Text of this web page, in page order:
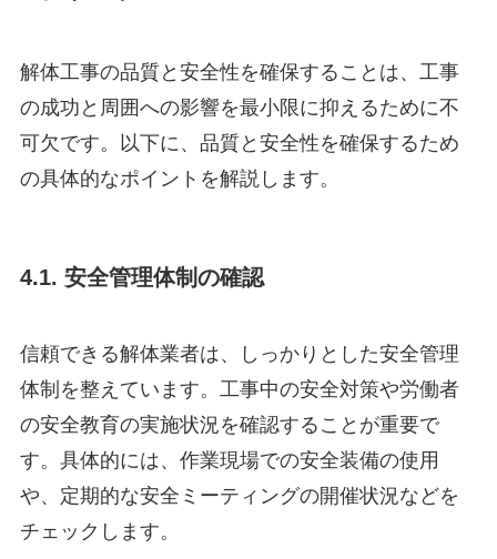
解体工事の品質と安全性を確保することは、工事
の成功と周囲への影響を最小限に抑えるために不
可欠です。以下に、品質と安全性を確保するため
の具体的なポイントを解説します。
4.1. 安全管理体制の確認
信頼できる解体業者は、しっかりとした安全管理
体制を整えています。工事中の安全対策や労働者
の安全教育の実施状況を確認することが重要で
す。具体的には、作業現場での安全装備の使用
や、定期的な安全ミーティングの開催状況などを
チェックします。